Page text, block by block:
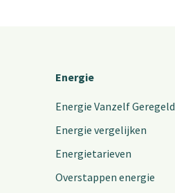
Energie
Energie Vanzelf Geregeld
Energie vergelijken
Energietarieven
Overstappen energie